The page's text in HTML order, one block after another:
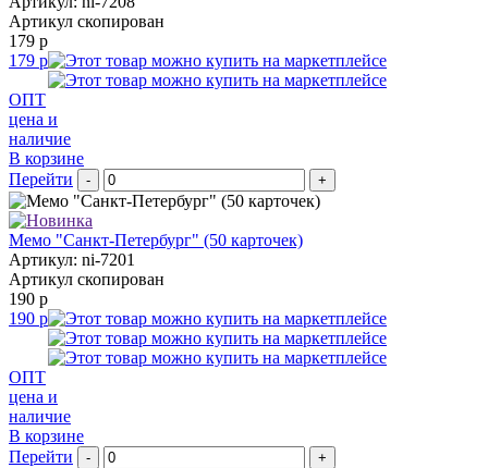
Артикул скопирован
179 р
179 р
ОПТ
цена и
наличие
В корзине
Перейти
- +
Мемо "Санкт-Петербург" (50 карточек)
Артикул: ni-7201
Артикул скопирован
190 р
190 р
ОПТ
цена и
наличие
В корзине
Перейти
- +